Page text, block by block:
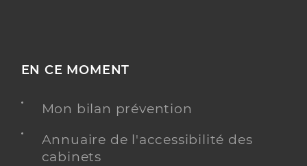
EN CE MOMENT
Mon bilan prévention
Annuaire de l'accessibilité des
cabinets